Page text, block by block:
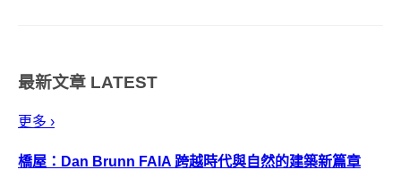
最新文章 LATEST
更多 ›
橋屋：Dan Brunn FAIA 跨越時代與自然的建築新篇章